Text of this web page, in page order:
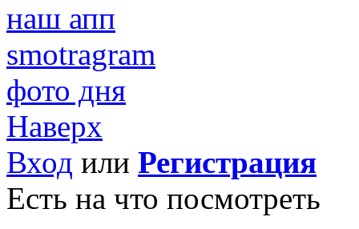
наш апп
smotragram
фото дня
Наверх
Вход или Регистрация
Есть на что посмотреть